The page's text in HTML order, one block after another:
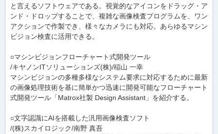
と言えるソフトウェアである。視覚的なアイコンをドラッグ・ア
ンド・ドロップすることで、複雑な画像検査プログラムを、ワン
アクションで作製でき、様々なカメラにも対応。あらゆるマシン
ビジョン検査に活用できる。
○マシンビジョンフローチャート式開発ツール
/キヤノンITソリューションズ(株)/稲山 一幸
マシンビジョンの多種多様なシステム要求に対応するために最新
の画像処理技術を基に簡単かつ迅速に開発可能なフローチャート
式開発ツール「Matrox社製 Design Assistant」を紹介する。
○文字認識にAIを搭載した汎用画像検査ソフト
/(株)スカイロジック/南野 真吾